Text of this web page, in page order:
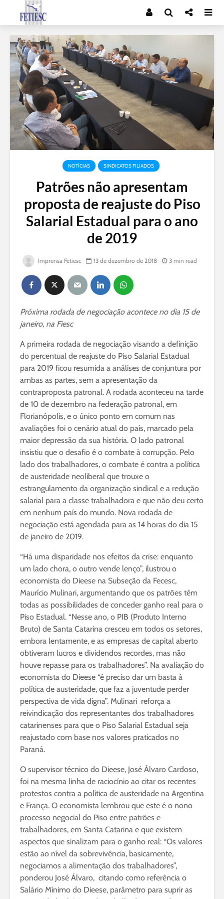
NOTÍCIAS SINDICATOS FILIADOS
Patrões não apresentam
proposta de reajuste do Piso
Salarial Estadual para o ano
de 2019
Imprensa Fetiesc 13 de dezembro de 2018 3 min read
Próxima rodada de negociação acontece no dia 15 de
janeiro, na Fiesc
A primeira rodada de negociação visando a definição
do percentual de reajuste do Piso Salarial Estadual
para 2019 ficou resumida a análises de conjuntura por
ambas as partes, sem a apresentação da
contraproposta patronal. A rodada aconteceu na tarde
de 10 de dezembro na federação patronal, em
Florianópolis, e o único ponto em comum nas
avaliações foi o cenário atual do país, marcado pela
maior depressão da sua história. O lado patronal
insistiu que o desafio é o combate à corrupção. Pelo
lado dos trabalhadores, o combate é contra a política
de austeridade neoliberal que trouxe o
estrangulamento da organização sindical e a redução
salarial para a classe trabalhadora e que não deu certo
em nenhum país do mundo. Nova rodada de
negociação está agendada para as 14 horas do dia 15
de janeiro de 2019.
“Há uma disparidade nos efeitos da crise: enquanto
um lado chora, o outro vende lenço”, ilustrou o
economista do Dieese na Subseção da Fecesc,
Maurício Mulinari, argumentando que os patrões têm
todas as possibilidades de conceder ganho real para o
Piso Estadual. “Nesse ano, o PIB (Produto Interno
Bruto) de Santa Catarina cresceu em todos os setores,
embora lentamente, e as empresas de capital aberto
obtiveram lucros e dividendos recordes, mas não
houve repasse para os trabalhadores”. Na avaliação do
economista do Dieese “é preciso dar um basta à
política de austeridade, que faz a juventude perder
perspectiva de vida digna”. Mulinari reforça a
reivindicação dos representantes dos trabalhadores
catarinenses para que o Piso Salarial Estadual seja
reajustado com base nos valores praticados no
Paraná.
O supervisor técnico do Dieese, José Álvaro Cardoso,
foi na mesma linha de raciocínio ao citar os recentes
protestos contra a política de austeridade na Argentina
e França. O economista lembrou que este é o nono
processo negocial do Piso entre patrões e
trabalhadores, em Santa Catarina e que existem
aspectos que sinalizam para o ganho real: “Os valores
estão ao nível da sobrevivência, basicamente,
negociamos a alimentação dos trabalhadores”,
ponderou José Álvaro, citando como referência o
Salário Mínimo do Dieese, parâmetro para suprir as